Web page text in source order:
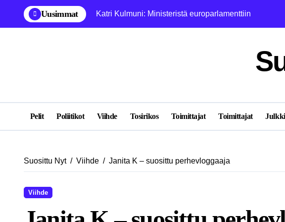
content
Uusimmat Katri Kulmuni: Ministeristä europarlamenttiin
Pelit Poliitikot Viihde Tosirikos Toimittajat Toimittajat
Suosittu Nyt Viihde Janita K – suosittu perhevloggaaja
Viihde